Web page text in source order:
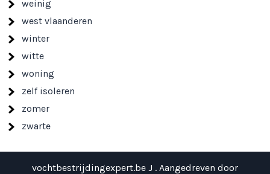
weinig
west vlaanderen
winter
witte
woning
zelf isoleren
zomer
zwarte
vochtbestrijdingexpert.be J . Aangedreven door